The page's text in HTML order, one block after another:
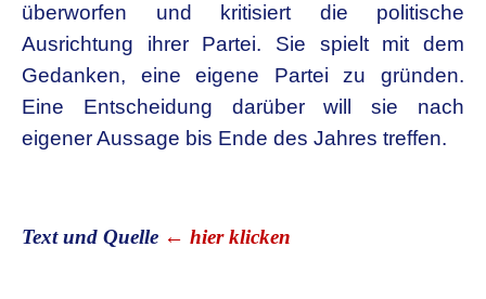
überworfen und kritisiert die politische
Ausrichtung ihrer Partei. Sie spielt mit dem
Gedanken, eine eigene Partei zu gründen.
Eine Entscheidung darüber will sie nach
eigener Aussage bis Ende des Jahres treffen.
Text und Quelle ← hier klicken